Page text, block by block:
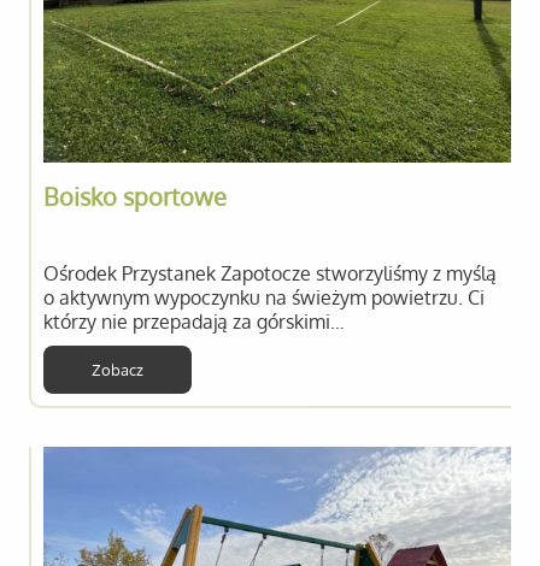
Boisko sportowe
Ośrodek Przystanek Zapotocze stworzyliśmy z myślą
o aktywnym wypoczynku na świeżym powietrzu. Ci
którzy nie przepadają za górskimi…
Zobacz